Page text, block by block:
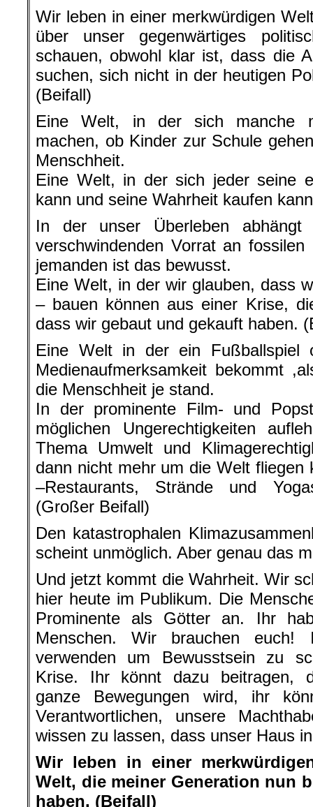
Wir leben in einer merkwürdigen
über unser gegenwärtiges
schauen, obwohl klar ist, dass die
suchen, sich nicht in der heutigen
(Beifall)
Eine Welt, in der sich manche
machen, ob Kinder zur Schule
Menschheit.
Eine Welt, in der sich jeder seine
kann und seine Wahrheit kaufen
In der unser Überleben
verschwindenden Vorrat an
jemanden ist das bewusst.
Eine Welt, in der wir glauben, dass
– bauen können aus einer Krise,
dass wir gebaut und gekauft haben.
Eine Welt in der ein Fußballspiel
Medienaufmerksamkeit bekommt
die Menschheit je stand.
In der prominente Film- und
möglichen Ungerechtigkeiten
Thema Umwelt und
dann nicht mehr um die Welt fliegen
–Restaurants, Strände und
(Großer Beifall)
Den katastrophalen
scheint unmöglich. Aber genau das
Und jetzt kommt die Wahrheit. Wir
hier heute im Publikum. Die
Prominente als Götter an. Ihr
Menschen. Wir brauchen
verwenden um Bewusstsein zu
Krise. Ihr könnt dazu beitragen,
ganze Bewegungen wird, ihr
Verantwortlichen, unsere
wissen zu lassen, dass unser Haus
Wir leben in einer
Welt, die meiner Generation nun
haben. (Beifall)